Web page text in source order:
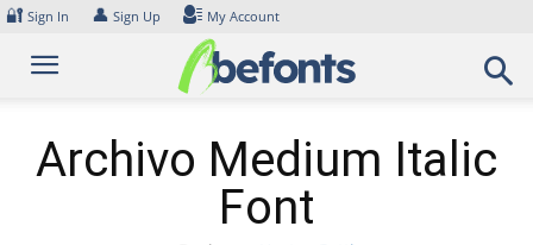
Skip
content
🔐 Sign In 👤 Sign Up My Account
Archivo Medium Italic
Font